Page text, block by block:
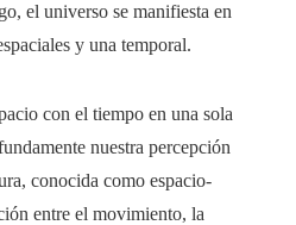
el universo se manifiesta en
y una temporal.
con el tiempo en una sola
nuestra percepción
conocida como espacio-
entre el movimiento, la